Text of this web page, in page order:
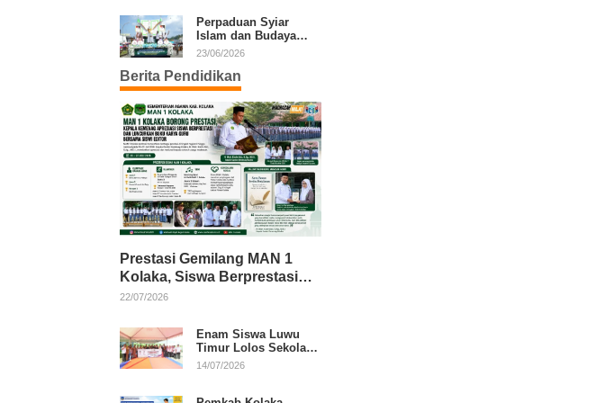
Perpaduan Syiar
Islam dan Budaya
Warnai Pawai Ta’aruf
23/06/2026
Berita Pendidikan
Prestasi Gemilang MAN 1
Kolaka, Siswa Berprestasi
dan Guru Berkarya Raih
22/07/2026
Enam Siswa Luwu
Timur Lolos Sekolah
Rakyat, Bupati: Jaga
14/07/2026